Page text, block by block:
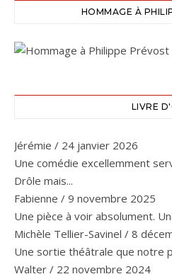
HOMMAGE À
LIVRE
Jérémie / 24 janvier 2026
Une comédie excellemment
Drôle mais...
Fabienne / 9 novembre 2025
Une pièce à voir absolument.
Michèle Tellier-Savinel / 8
Une sortie théâtrale que notre
Walter / 22 novembre 2024